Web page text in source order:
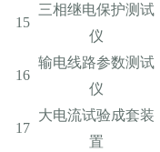
15
三相继电保护测试
仪
16
输电线路参数测试
仪
17
大电流试验成套装
置